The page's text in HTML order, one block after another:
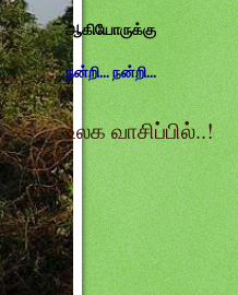
ஆகியோருக்கு
நன்றி... நன்றி...
உலக வாசிப்பில்..!